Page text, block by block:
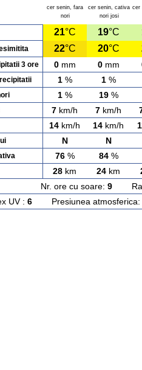
cer senin, fara
nori
cer senin, cativa
nori josi
cer
21°C 19°C
22°C 20°C
3 ore 0mm 0mm
1% 1%
1% 19%
7 km/h 7 km/h
14 km/h 14 km/h
N N
76% 84%
28 km 24 km
Nr. ore cu soare: 9
UV : 6 Presiunea atmosferica: